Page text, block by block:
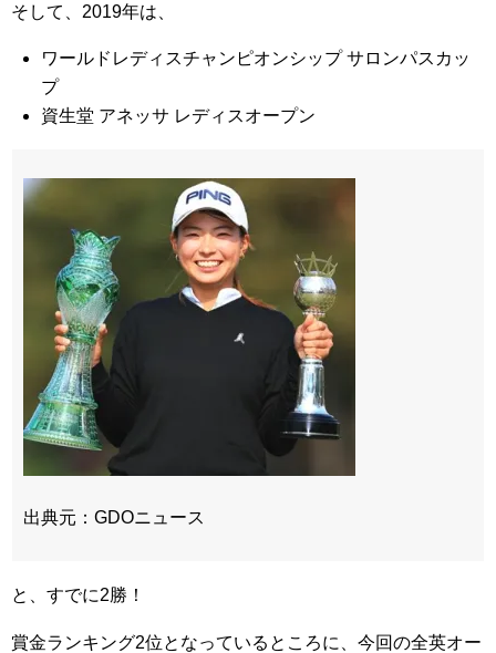
そして、2019年は、
ワールドレディスチャンピオンシップ サロンパスカッ
プ
資生堂 アネッサ レディスオープン
出典元：GDOニュース
と、すでに2勝！
賞金ランキング2位となっているところに、今回の全英オー